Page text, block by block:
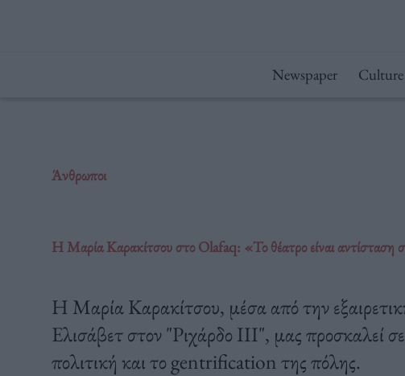
Newspaper Culture
Άνθρωποι
Η Μαρία Καρακίτσου στο Olafaq: «Το θέατρο είναι αντίσταση
Η Μαρία Καρακίτσου, μέσα από την
Ελισάβετ στον "Ριχάρδο III", μας προσκαλεί
πολιτική και το gentrification της πόλης.